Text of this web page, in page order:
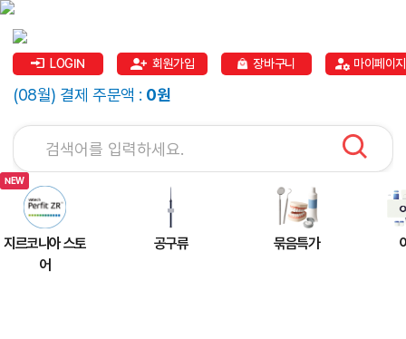
LOGIN 회원가입 장바구니 마이페이지
(08월) 결제 주문액 : 0원
지르코니아 스토
어
공구류 묶음특가